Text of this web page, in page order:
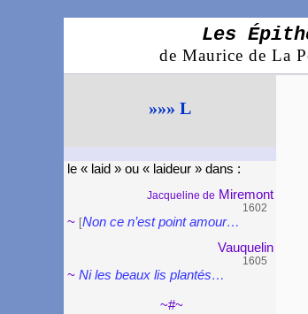
Les
de Maurice de La
»»» L
le « laid » ou « laideur » dans :
Jacque­line de Mire­mont
1602
~ [Non ce n’est point amour…
Vauque­lin
1605
~Ni les beaux lis plan­tés…
~#~